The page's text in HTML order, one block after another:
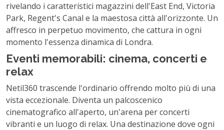
rivelando i caratteristici magazzini dell'East End, Victoria
Park, Regent's Canal e la maestosa città all'orizzonte. Un
affresco in perpetuo movimento, che cattura in ogni
momento l'essenza dinamica di Londra.
Eventi memorabili: cinema, concerti e
relax
Netil360 trascende l'ordinario offrendo molto più di una
vista eccezionale. Diventa un palcoscenico
cinematografico all'aperto, un'arena per concerti
vibranti e un luogo di relax. Una destinazione dove ogni